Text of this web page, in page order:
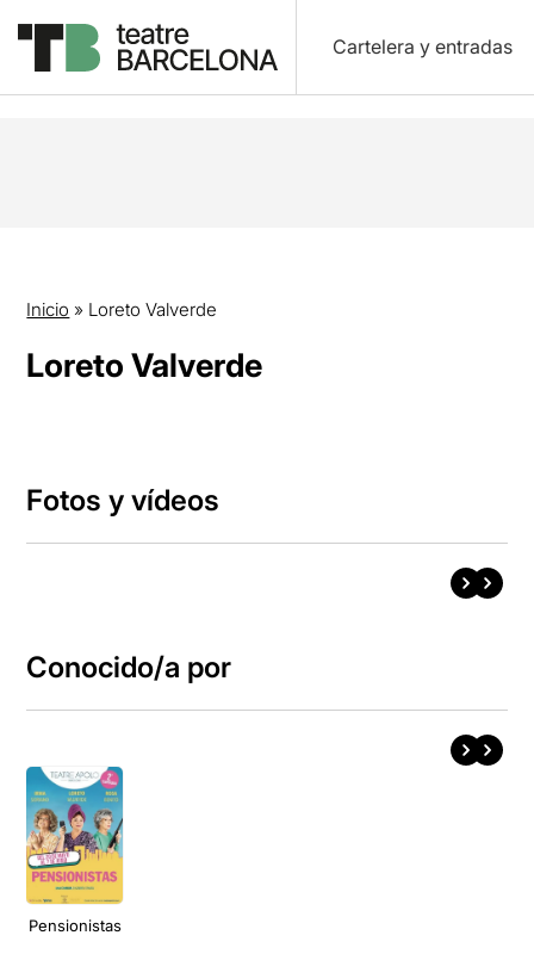
Cartelera y entradas
Inicio » Loreto Valverde
Loreto Valverde
Fotos y vídeos
Conocido/a por
Pensionistas